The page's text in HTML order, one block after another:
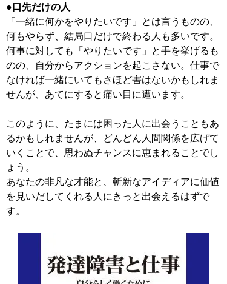
●口先だけの人
「一緒に何かをやりたいです」とは言うものの、
何もやらず、結局口だけで終わる人も多いです。
何事に対しても「やりたいです」と手を挙げるも
のの、自分からアクションを起こさない。仕事で
なければ一緒にいてもさほど害はないかもしれま
せんが、あてにすると痛い目に遭います。
このように、たまには困った人に出会うこともあ
るかもしれませんが、どんどん人間関係を広げて
いくことで、思わぬチャンスに恵まれることでし
ょう。
あなたの非凡な才能と、斬新なアイディアに価値
を見いだしてくれる人にきっと出会えるはずで
す。